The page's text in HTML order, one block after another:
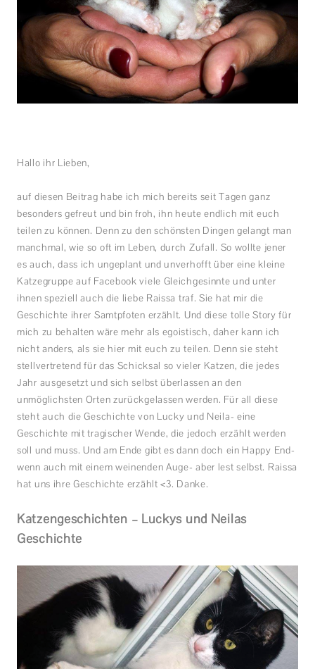
Hallo ihr Lieben,
auf diesen Beitrag habe ich mich bereits seit Tagen ganz
besonders gefreut und bin froh, ihn heute endlich mit euch
teilen zu können. Denn zu den schönsten Dingen gelangt man
manchmal, wie so oft im Leben, durch Zufall. So wollte jener
es auch, dass ich ungeplant und unverhofft über eine kleine
Katzegruppe auf Facebook viele Gleichgesinnte und unter
ihnen speziell auch die liebe Raissa traf. Sie hat mir die
Geschichte ihrer Samtpfoten erzählt. Und diese tolle Story für
mich zu behalten wäre mehr als egoistisch, daher kann ich
nicht anders, als sie hier mit euch zu teilen. Denn sie steht
stellvertretend für das Schicksal so vieler Katzen, die jedes
Jahr ausgesetzt und sich selbst überlassen an den
unmöglichsten Orten zurückgelassen werden. Für all diese
steht auch die Geschichte von Lucky und Neila- eine
Geschichte mit tragischer Wende, die jedoch erzählt werden
soll und muss. Und am Ende gibt es dann doch ein Happy End-
wenn auch mit einem weinenden Auge- aber lest selbst. Raissa
hat uns ihre Geschichte erzählt <3. Danke.
Katzengeschichten – Luckys und Neilas
Geschichte